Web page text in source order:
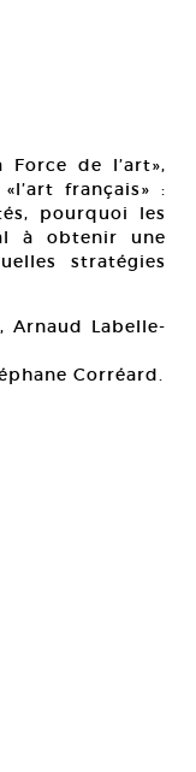
Force de l’art»,
français» :
pourquoi les
à obtenir une
stratégies
Arnaud Labelle-
Corréard.